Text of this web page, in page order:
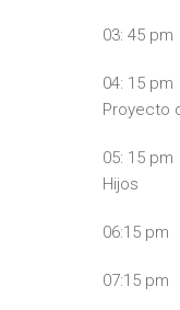
03: 45
04: 15
Proyecto
05: 15
Hijos
06:15
07:15